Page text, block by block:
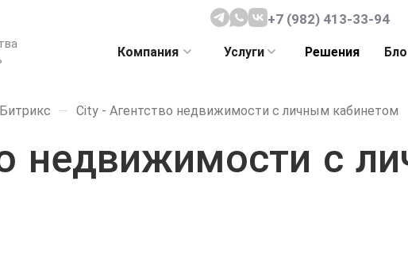
+7 (982) 413-33-94
Компания Услуги Решения
— City - Агентство недвижимости с личным кабинетом
недвижимости с